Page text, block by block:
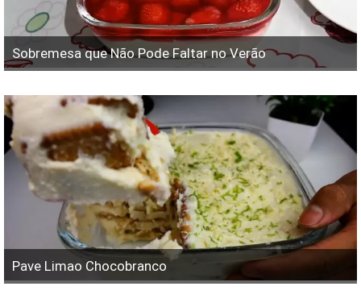
Sobremesa que Não Pode Faltar no Verão
Pave Limao Chocobranco